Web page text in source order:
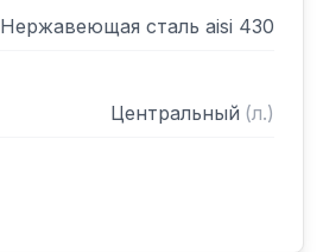
Нержавеющая сталь aisi 430
Центральный (л.)